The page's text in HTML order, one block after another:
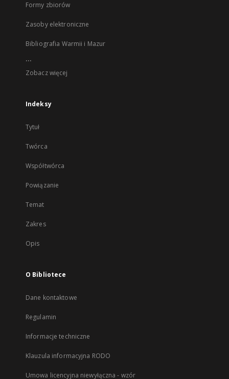
Formy zbiorów
Zasoby elektroniczne
Bibliografia Warmii i Mazur
...
Zobacz więcej
Indeksy
Tytuł
Twórca
Współtwórca
Powiązanie
Temat
Zakres
Opis
O Bibliotece
Dane kontaktowe
Regulamin
Informacje techniczne
Klauzula informacyjna RODO
Umowa licencyjna niewyłączna - wzór